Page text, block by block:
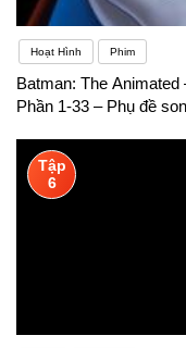
Hoạt Hình Phim
Batman: The
Phần 1-33 – Phụ đề
Tập
6